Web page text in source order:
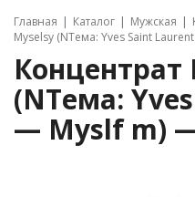
Главная Каталог Мужская
Myselsу (NТема: Yves Saint
Концентрат
(NТема:
— Myslf m)